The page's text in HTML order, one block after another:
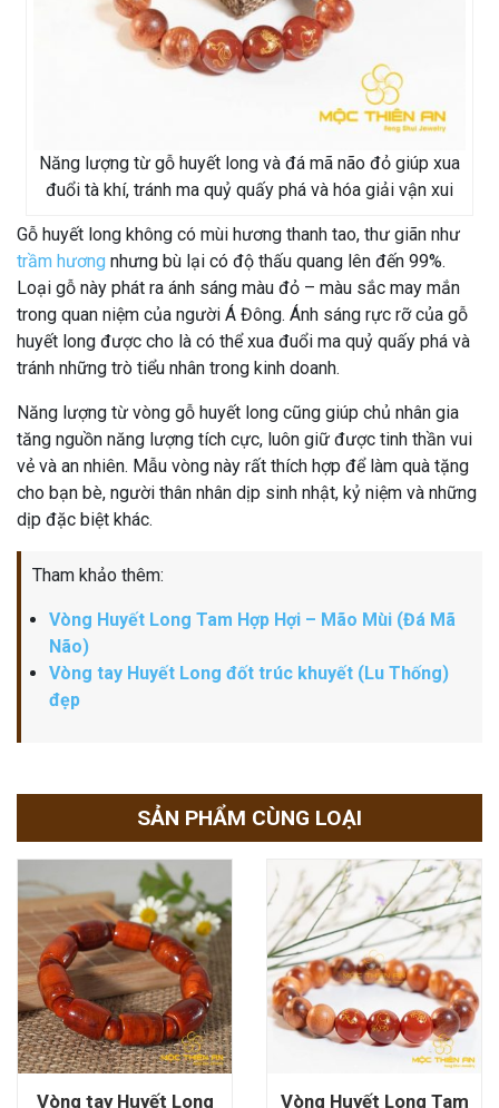
Năng lượng từ gỗ huyết long và đá mã não đỏ giúp xua
đuổi tà khí, tránh ma quỷ quấy phá và hóa giải vận xui
Gỗ huyết long không có mùi hương thanh tao, thư giãn như
trầm hương nhưng bù lại có độ thấu quang lên đến 99%.
Loại gỗ này phát ra ánh sáng màu đỏ – màu sắc may mắn
trong quan niệm của người Á Đông. Ánh sáng rực rỡ của gỗ
huyết long được cho là có thể xua đuổi ma quỷ quấy phá và
tránh những trò tiểu nhân trong kinh doanh.
Năng lượng từ vòng gỗ huyết long cũng giúp chủ nhân gia
tăng nguồn năng lượng tích cực, luôn giữ được tinh thần vui
vẻ và an nhiên. Mẫu vòng này rất thích hợp để làm quà tặng
cho bạn bè, người thân nhân dịp sinh nhật, kỷ niệm và những
dịp đặc biệt khác.
Tham khảo thêm:
Vòng Huyết Long Tam Hợp Hợi – Mão Mùi (Đá Mã
Não)
Vòng tay Huyết Long đốt trúc khuyết (Lu Thống)
đẹp
SẢN PHẨM CÙNG LOẠI
Vòng tay Huyết Long
Vòng Huyết Long Tam